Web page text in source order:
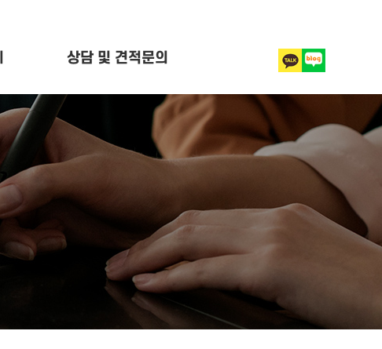
상담 및 견적문의